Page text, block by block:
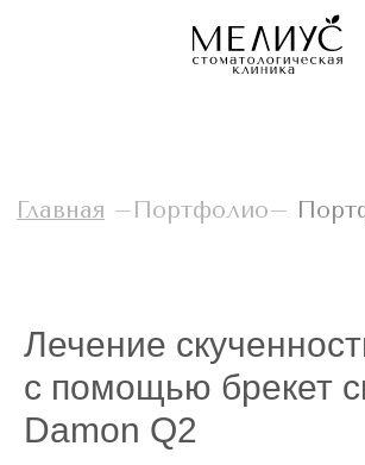
Лечение
с помощью брекет
Damon Q2